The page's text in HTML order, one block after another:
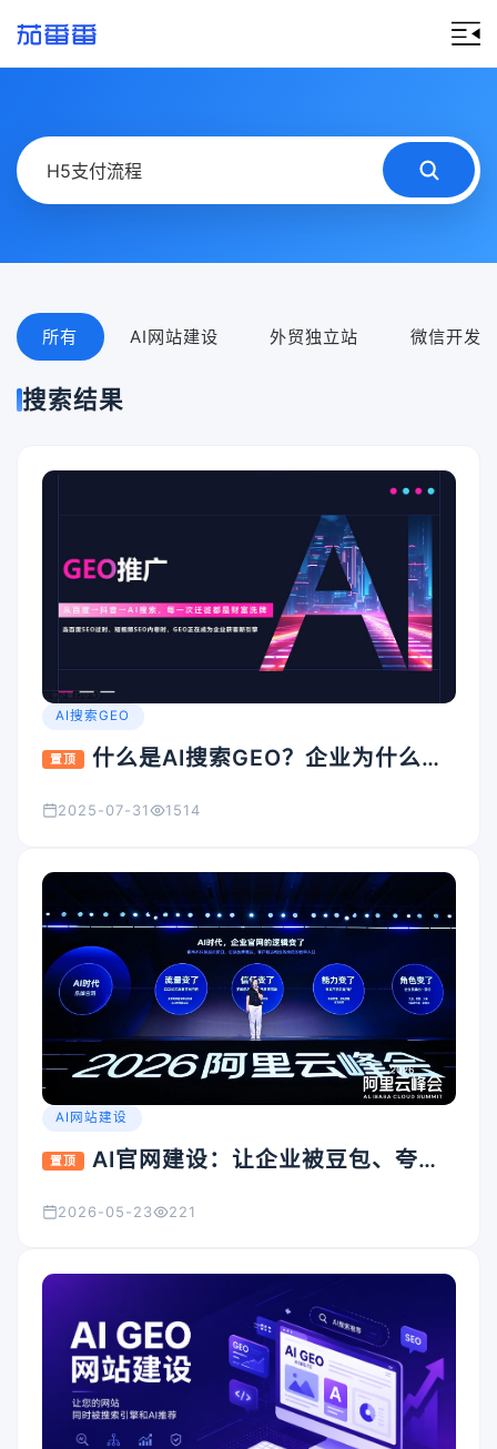
所有 AI网站建设 外贸独立站 微信开发
搜索结果
AI搜索GEO
置顶
什么是AI搜索GEO？企业为什么要
2025-07-31 1514
AI网站建设
置顶
AI官网建设：让企业被豆包、夸
2026-05-23 221